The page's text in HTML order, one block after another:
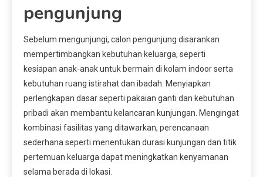
pengunjung
Sebelum mengunjungi, calon pengunjung disarankan
mempertimbangkan kebutuhan keluarga, seperti
kesiapan anak-anak untuk bermain di kolam indoor serta
kebutuhan ruang istirahat dan ibadah. Menyiapkan
perlengkapan dasar seperti pakaian ganti dan kebutuhan
pribadi akan membantu kelancaran kunjungan. Mengingat
kombinasi fasilitas yang ditawarkan, perencanaan
sederhana seperti menentukan durasi kunjungan dan titik
pertemuan keluarga dapat meningkatkan kenyamanan
selama berada di lokasi.